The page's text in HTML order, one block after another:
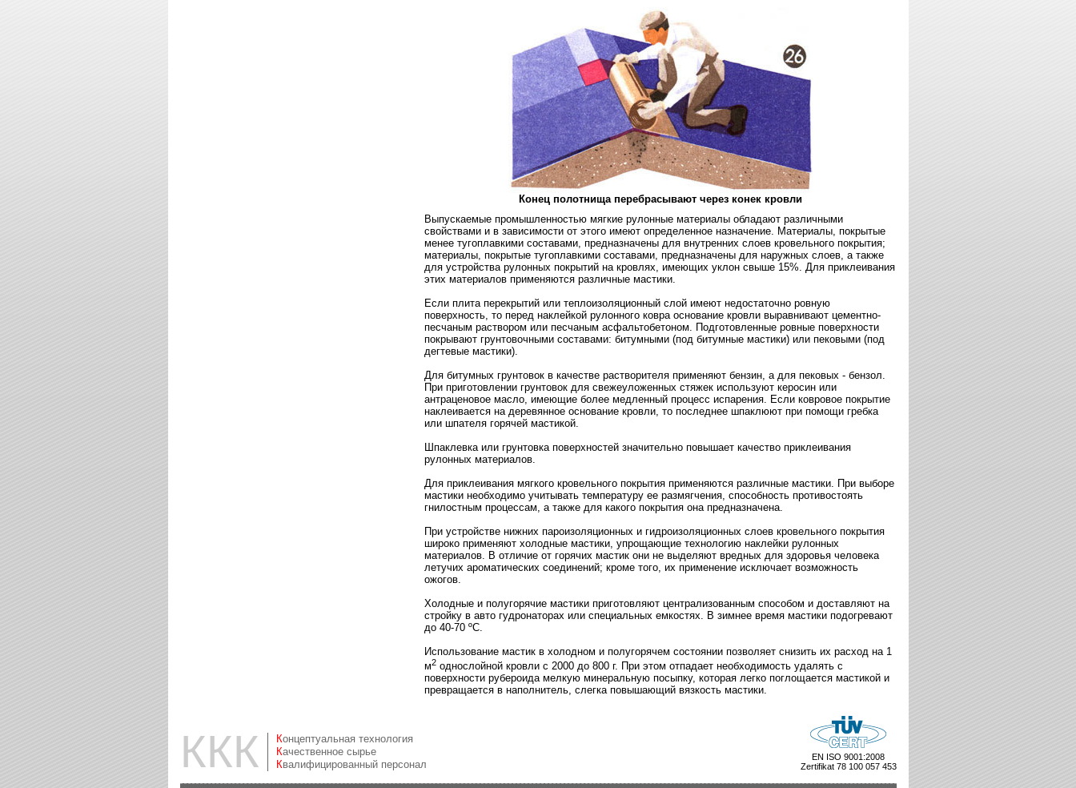
Конец полотнища перебрасывают через конек кровли
Выпускаемые промышленностью мягкие рулонные материалы обладают различными
свойствами и в зависимости от этого имеют определенное назначение. Материалы, покрытые
менее тугоплавкими составами, предназначены для внутренних слоев кровельного покрытия;
материалы, покрытые тугоплавкими составами, предназначены для наружных слоев, а также
для устройства рулонных покрытий на кровлях, имеющих уклон свыше 15%. Для приклеивания
этих материалов применяются различные мастики.
Если плита перекрытий или теплоизоляционный слой имеют недостаточно ровную
поверхность, то перед наклейкой рулонного ковра основание кровли выравнивают цементно-
песчаным раствором или песчаным асфальтобетоном. Подготовленные ровные поверхности
покрывают грунтовочными составами: битумными (под битумные мастики) или пековыми (под
дегтевые мастики).
Для битумных грунтовок в качестве растворителя применяют бензин, а для пековых - бензол.
При приготовлении грунтовок для свежеуложенных стяжек используют керосин или
антраценовое масло, имеющие более медленный процесс испарения. Если ковровое покрытие
наклеивается на деревянное основание кровли, то последнее шпаклюют при помощи гребка
или шпателя горячей мастикой.
Шпаклевка или грунтовка поверхностей значительно повышает качество приклеивания
рулонных материалов.
Для приклеивания мягкого кровельного покрытия применяются различные мастики. При выборе
мастики необходимо учитывать температуру ее размягчения, способность противостоять
гнилостным процессам, а также для какого покрытия она предназначена.
При устройстве нижних пароизоляционных и гидроизоляционных слоев кровельного покрытия
широко применяют холодные мастики, упрощающие технологию наклейки рулонных
материалов. В отличие от горячих мастик они не выделяют вредных для здоровья человека
летучих ароматических соединений; кроме того, их применение исключает возможность
ожогов.
Холодные и полугорячие мастики приготовляют централизованным способом и доставляют на
стройку в авто гудронаторах или специальных емкостях. В зимнее время мастики подогревают
до 40-70 ºС.
Использование мастик в холодном и полугорячем состоянии позволяет снизить их расход на 1
м2однослойной кровли с 2000 до 800 г. При этом отпадает необходимость удалять с
поверхности рубероида мелкую минеральную посыпку, которая легко поглощается мастикой и
превращается в наполнитель, слегка повышающий вязкость мастики.
ККК
Концептуальная технология
Качественное сырье
Квалифицированный персонал
EN ISO 9001:2008
Zertifikat 78 100 057 453